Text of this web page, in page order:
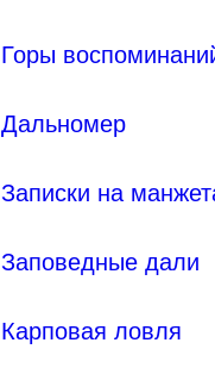
Горы
Дальномер
Записки на
Заповедные дали
Карповая ловля